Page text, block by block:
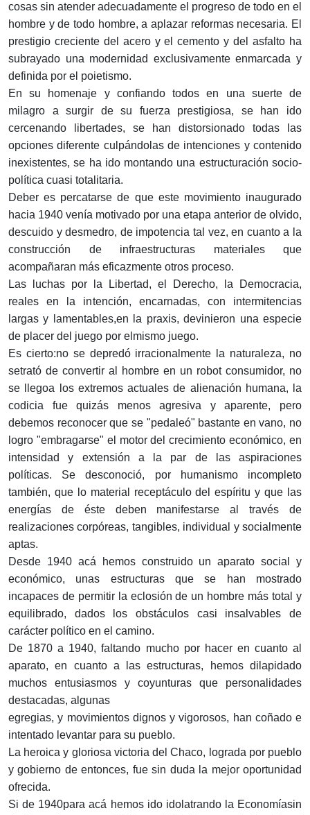
cosas sin atender adecuadamente el progreso de todo en el
hombre y de todo hombre, a aplazar reformas necesaria. El
prestigio creciente del acero y el cemento y del asfalto ha
subrayado una modernidad exclusivamente enmarcada y
definida por el poietismo.
En su homenaje y confiando todos en una suerte de
milagro a surgir de su fuerza prestigiosa, se han ido
cercenando liber­tades, se han distorsionado todas las
opciones diferente culpán­dolas de intenciones y contenido
inexistentes, se ha ido montando una estructuración socio-
política cuasi totalitaria.
Deber es percatarse de que este movimiento inaugurado
hacia 1940 venía motivado por una etapa anterior de olvido,
descuido y desmedro, de impotencia tal vez, en cuanto a la
construcción de infraestructuras materiales que
acompañaran más eficazmente otros proceso.
Las luchas por la Libertad, el Derecho, la Democracia,
reales en la intención, encarnadas, con intermitencias
largas y lamentables,en la praxis, devinieron una especie
de placer del juego por elmismo juego.
Es cierto:no se depredó irracionalmente la naturaleza, no
setrató de convertir al hombre en un robot consumidor, no
se llegoa los extremos actuales de alienación humana, la
co­dicia fue quizás menos agresiva y aparente, pero
debemos reconocer que se "pedaleó" bastante en vano, no
logro "embra­garse" el motor del crecimiento económico, en
intensidad y ex­tensión a la par de las aspiraciones
políticas. Se desconoció, por humanismo incompleto
también, que lo material receptáculo del espíritu y que las
energías de éste deben manifestarse al través de
realizaciones corpóreas, tangibles, individual y social­mente
aptas.
Desde 1940 acá hemos construido un aparato social y
económico, unas estructuras que se han mostrado
incapaces de per­mitir la eclosión de un hombre más total y
equilibrado, dados los obstáculos casi insalvables de
carácter político en el camino.
De 1870 a 1940, faltando mucho por hacer en cuanto al
apa­rato, en cuanto a las estructuras, hemos dilapidado
muchos entusiasmos y coyunturas que personalidades
destacadas, algunas
egregias, y movimientos dignos y vigorosos, han coñado e
in­tentado levantar para su pueblo.
La heroica y gloriosa victoria del Chaco, lograda por pue­blo
y gobierno de entonces, fue sin duda la mejor oportunidad
ofrecida.
Si de 1940para acá hemos ido idolatrando la Economíasin